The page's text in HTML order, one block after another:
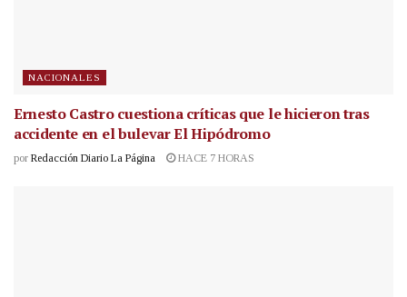
NACIONALES
Ernesto Castro cuestiona críticas que le hicieron tras
accidente en el bulevar El Hipódromo
por Redacción Diario La Página HACE 7 HORAS